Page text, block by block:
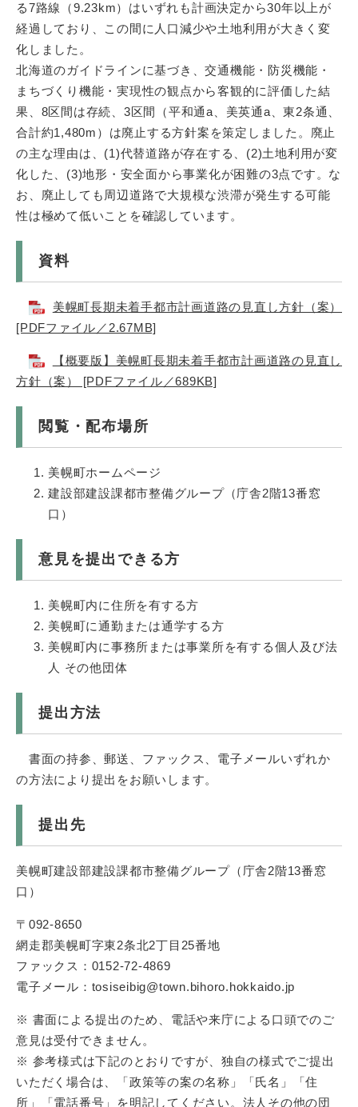
る7路線（9.23km）はいずれも計画決定から30年以上が
経過しており、この間に人口減少や土地利用が大きく変
化しました。
北海道のガイドラインに基づき、交通機能・防災機能・
まちづくり機能・実現性の観点から客観的に評価した結
果、8区間は存続、3区間（平和通a、美英通a、東2条通、
合計約1,480m）は廃止する方針案を策定しました。廃止
の主な理由は、(1)代替道路が存在する、(2)土地利用が変
化した、(3)地形・安全面から事業化が困難の3点です。な
お、廃止しても周辺道路で大規模な渋滞が発生する可能
性は極めて低いことを確認しています。
資料
美幌町長期未着手都市計画道路の見直し方針（案）
[PDFファイル／2.67MB]
【概要版】美幌町長期未着手都市計画道路の見直し
方針（案） [PDFファイル／689KB]
閲覧・配布場所
美幌町ホームページ
建設部建設課都市整備グループ（庁舎2階13番窓
口）
意見を提出できる方
美幌町内に住所を有する方
美幌町に通勤または通学する方
美幌町内に事務所または事業所を有する個人及び法
人 その他団体
提出方法
書面の持参、郵送、ファックス、電子メールいずれか
の方法により提出をお願いします。
提出先
美幌町建設部建設課都市整備グループ（庁舎2階13番窓
口）
〒092-8650
網走郡美幌町字東2条北2丁目25番地
ファックス：0152-72-4869
電子メール：tosiseibig@town.bihoro.hokkaido.jp
※ 書面による提出のため、電話や来庁による口頭でのご
意見は受付できません。
※ 参考様式は下記のとおりですが、独自の様式でご提出
いただく場合は、「政策等の案の名称」「氏名」「住
所」「電話番号」を明記してください。法人その他の団